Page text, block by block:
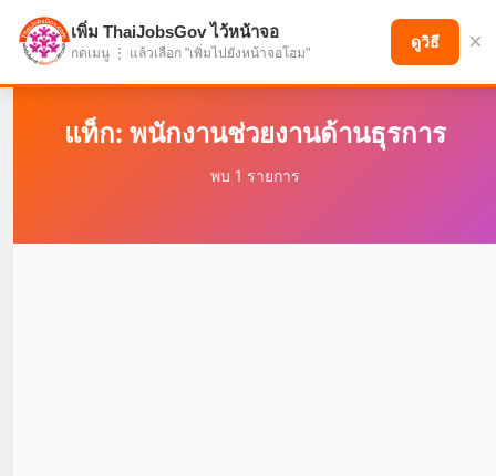
แบ่งปันโอกาส เพื่ออนาคตที่ก้าวหน้า
แท็ก: พนักงานช่วยงานด้านธุรการ
พบ 1 รายการ
เพิ่ม ThaiJobsGov ไว้หน้าจอ
กดเมนู ⋮ แล้วเลือก "เพิ่มไปยังหน้าจอโฮม"
ดูวิธี ×